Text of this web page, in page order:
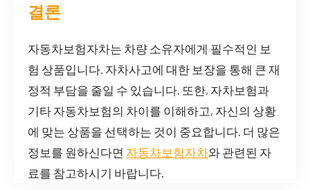
결론
자동차보험자차는 차량 소유자에게 필수적인 보
험 상품입니다. 자차사고에 대한 보장을 통해 큰 재
정적 부담을 줄일 수 있습니다. 또한, 자차보험과
기타 자동차보험의 차이를 이해하고, 자신의 상황
에 맞는 상품을 선택하는 것이 중요합니다. 더 많은
정보를 원하신다면 자동차보험자차와 관련된 자
료를 참고하시기 바랍니다.